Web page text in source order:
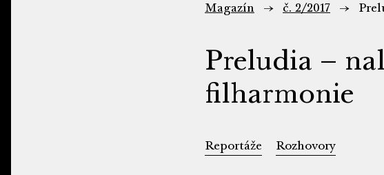
Magazín č. 2/2017
Preludia –
filharmonie
Reportáže Rozhovory